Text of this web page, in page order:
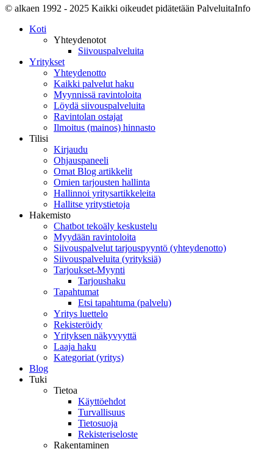
© alkaen 1992 - 2025 Kaikki oikeudet pidätetään PalveluitaInfo
Koti
Yhteydenotot
Siivouspalveluita
Yritykset
Yhteydenotto
Kaikki palvelut haku
Myynnissä ravintoloita
Löydä siivouspalveluita
Ravintolan ostajat
Ilmoitus (mainos) hinnasto
Tilisi
Kirjaudu
Ohjauspaneeli
Omat Blog artikkelit
Omien tarjousten hallinta
Hallinnoi yritysartikkeleita
Hallitse yritystietoja
Hakemisto
Chatbot tekoäly keskustelu
Myydään ravintoloita
Siivouspalvelut tarjouspyyntö (yhteydenotto)
Siivouspalveluita (yrityksiä)
Tarjoukset-Myynti
Tarjoushaku
Tapahtumat
Etsi tapahtuma (palvelu)
Yritys luettelo
Rekisteröidy
Yrityksen näkyvyyttä
Laaja haku
Kategoriat (yritys)
Blog
Tuki
Tietoa
Käyttöehdot
Turvallisuus
Tietosuoja
Rekisteriseloste
Rakentaminen